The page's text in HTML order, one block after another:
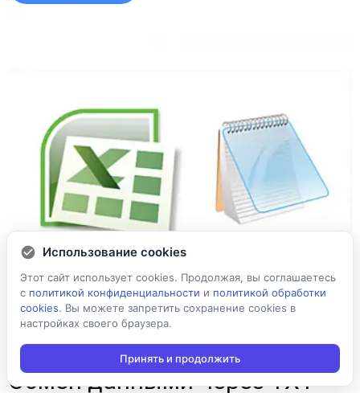
Обмен данными через TXT
Использование cookies
Этот сайт использует cookies. Продолжая, вы соглашаетесь
с политикой конфиденциальности и политикой обработки
cookies. Вы можете запретить сохранение cookies в
настройках своего браузера.
Принять и продолжить